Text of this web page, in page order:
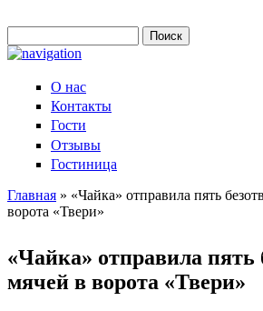
Форма поиска
О нас
Контакты
Гости
Отзывы
Гостиница
Вы здесь
Главная » «Чайка» отправила пять
ворота «Твери»
«Чайка» отправила пять
мячей в ворота «Твери»